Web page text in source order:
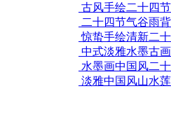
古风手绘二十四
二十四节气谷雨
惊蛰手绘清新二
中式淡雅水墨古
水墨画中国风二
淡雅中国风山水